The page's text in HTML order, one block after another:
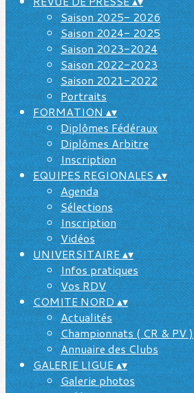
Saison 2025- 2026
Saison 2024- 2025
Saison 2023-2024
Saison 2022-2023
Saison 2021-2022
Portraits
FORMATION▴▾
Diplômes Fédéraux
Diplômes Arbitre
Inscription
EQUIPES REGIONALES▴▾
Agenda
Sélections
Inscription
Vidéos
UNIVERSITAIRE▴▾
Infos pratiques
Vos RDV
COMITE NORD▴▾
Actualités
Championnats ( CR & PV )
Annuaire des Clubs
GALERIE LIGUE▴▾
Galerie photos